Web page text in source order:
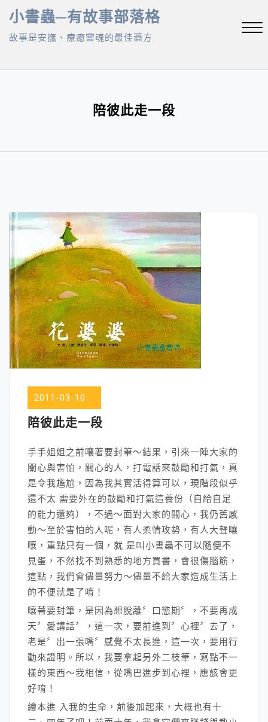
Skip
content
小書蟲─有故事部落格
故事是安撫、療癒靈魂的最佳藥方
陪彼此走一段
2011-03-10
陪彼此走一段
手手姐姐之前嚷著要封筆～結果，引來一陣大家的
關心與害怕，關心的人，打電話來鼓勵和打氣，真
是令我尷尬，因為我其實活得算可以，現階段似乎
還不太 需要外在的鼓勵和打氣這養份（自給自足
的能力還夠），不過～面對大家的關心，我仍舊感
動～至於害怕的人呢，有人柔情攻勢，有人大聲嚷
嚷，重點只有一個，就 是叫小書蟲不可以隨便不
見蛋，不然找不到熟悉的地方買書，會很傷腦筋，
這點，我們會儘量努力～儘量不給大家造成生活上
的不便就是了唷！
嚷著要封筆，是因為想脫離〞口慾期〞，不要再成
天〞愛講話〞，這一次，要前進到〞心裡〞去了，
老是〞出一張嘴〞感覺不太長進，這一次，要用行
動來證明。所以，我要拿起另外二枝筆，寫點不一
樣的東西～我相信，從嘴巴進步到心裡，應該會更
好唷！
繪本進 入我的生命，前後加起來，大概也有十